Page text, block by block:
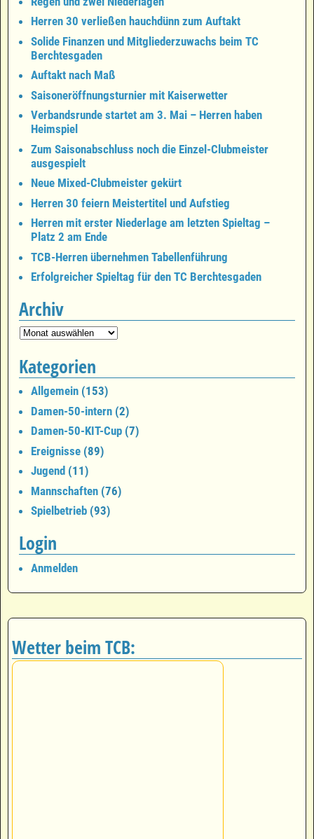
Herren 30 verließen hauchdünn zum Auftakt
Solide Finanzen und Mitgliederzuwachs beim TC
Berchtesgaden
Auftakt nach Maß
Saisoneröffnungsturnier mit Kaiserwetter
Verbandsrunde startet am 3. Mai – Herren haben
Heimspiel
Zum Saisonabschluss noch die Einzel-Clubmeister
ausgespielt
Neue Mixed-Clubmeister gekürt
Herren 30 feiern Meistertitel und Aufstieg
Herren mit erster Niederlage am letzten Spieltag –
Platz 2 am Ende
TCB-Herren übernehmen Tabellenführung
Erfolgreicher Spieltag für den TC Berchtesgaden
Archiv
Kategorien
Allgemein (153)
Damen-50-intern (2)
Damen-50-KIT-Cup (7)
Ereignisse (89)
Jugend (11)
Mannschaften (76)
Spielbetrieb (93)
Login
Anmelden
Wetter beim TCB: